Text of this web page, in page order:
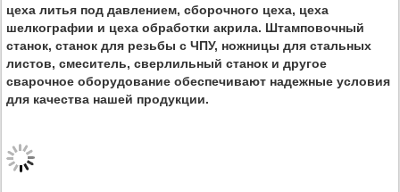
цеха литья под давлением, сборочного цеха, цеха
шелкографии и цеха обработки акрила. Штамповочный
станок, станок для резьбы с ЧПУ, ножницы для стальных
листов, смеситель, сверлильный станок и другое
сварочное оборудование обеспечивают надежные условия
для качества нашей продукции.